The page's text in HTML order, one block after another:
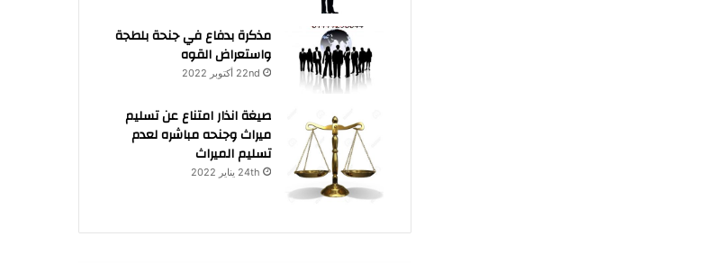
مذكرة بدفاع في جنحة بلطجة
واستعراض القوه
22nd أكتوبر 2022
صيغة انذار امتناع عن تسليم
ميراث وجنحه مباشره لعدم
تسليم الميراث
24th يناير 2022